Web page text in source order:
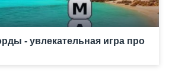
- увлекательная игра про